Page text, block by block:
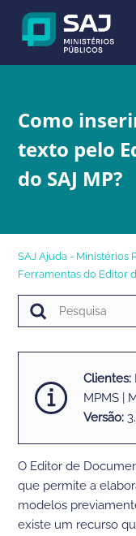
Como
texto pelo
do SAJ MP?
SAJ Ajuda - Ministérios
Ferramentas do Editor
Clientes:
MPMS |
Versão:
O Editor de
que permite a
modelos
existe um recurso